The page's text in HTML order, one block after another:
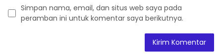
Simpan nama, email, dan situs web saya pada
peramban ini untuk komentar saya berikutnya.